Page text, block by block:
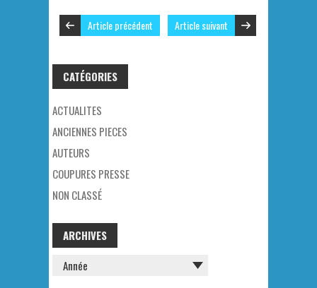
Article précédent Article suivant
CATÉGORIES
ACTUALITES
ANCIENNES PIECES
AUTEURS
COUPURES PRESSE
NON CLASSÉ
ARCHIVES